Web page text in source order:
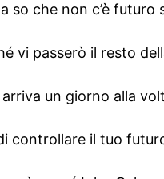
so che non c’è futuro
vi passerò il resto
un giorno alla
controllare il tuo